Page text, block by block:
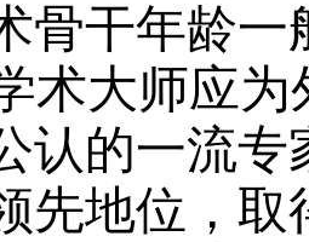
骨干年龄一
术大师应
认的一流
先地位，